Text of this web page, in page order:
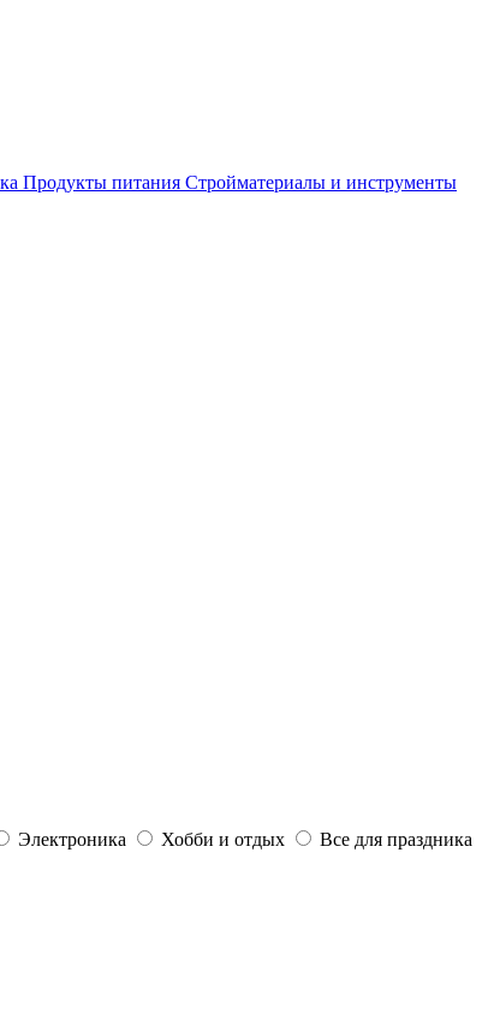
Продукты питания Стройматериалы и инструменты
Электроника Хобби и отдых
Все для праздника